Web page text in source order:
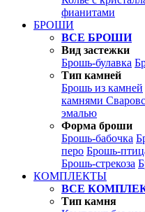
фианитами
БРОШИ
ВСЕ БРОШИ
Вид застежки
Брошь-булавка
Тип камней
Брошь из камней
камнями
эмалью
Форма броши
Брошь-бабочка
перо Брошь-
Брошь-стрекоза
КОМПЛЕКТЫ
ВСЕ
Тип камня